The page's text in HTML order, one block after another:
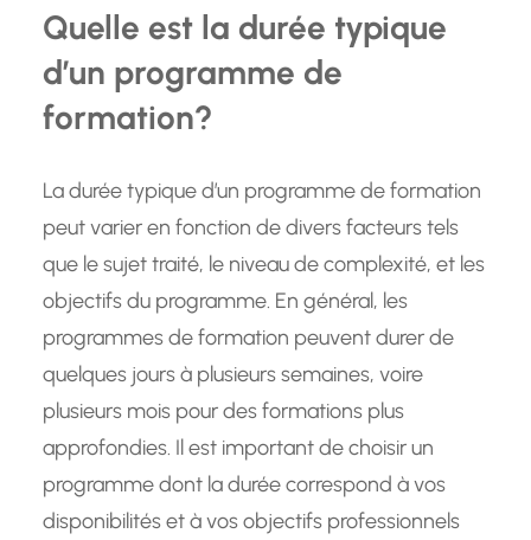
Quelle est la durée typique
d’un programme de
formation?
La durée typique d’un programme de formation
peut varier en fonction de divers facteurs tels
que le sujet traité, le niveau de complexité, et les
objectifs du programme. En général, les
programmes de formation peuvent durer de
quelques jours à plusieurs semaines, voire
plusieurs mois pour des formations plus
approfondies. Il est important de choisir un
programme dont la durée correspond à vos
disponibilités et à vos objectifs professionnels